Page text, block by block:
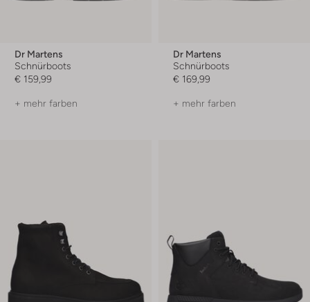
Dr Martens
Schnürboots
€ 159,99
+ mehr farben
Dr Martens
Schnürboots
€ 169,99
+ mehr farben